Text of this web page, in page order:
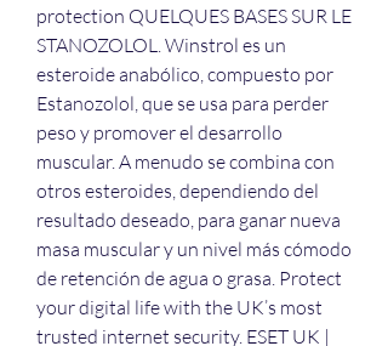
protection QUELQUES BASES SUR LE
STANOZOLOL. Winstrol es un
esteroide anabólico, compuesto por
Estanozolol, que se usa para perder
peso y promover el desarrollo
muscular. A menudo se combina con
otros esteroides, dependiendo del
resultado deseado, para ganar nueva
masa muscular y un nivel más cómodo
de retención de agua o grasa. Protect
your digital life with the UK’s most
trusted internet security. ESET UK |